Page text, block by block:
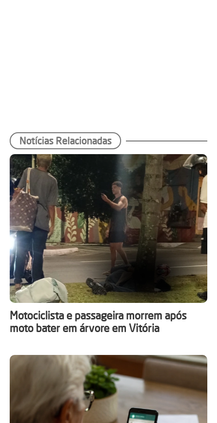
Notícias Relacionadas
Motociclista e passageira morrem após
moto bater em árvore em Vitória